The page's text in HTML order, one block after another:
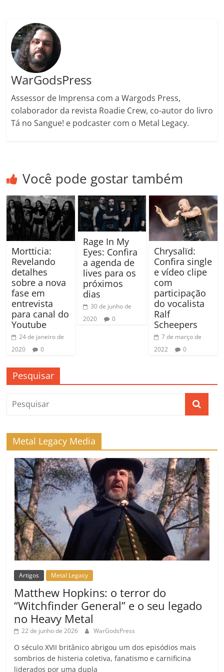
WarGodsPress
Assessor de Imprensa com a Wargods Press,
colaborador da revista Roadie Crew, co-autor do livro
Tá no Sangue! e podcaster com o Metal Legacy.
Você pode gostar também
Mortticia:
Revelando
detalhes
sobre a nova
fase em
entrevista
para canal do
Youtube
24 de janeiro de
2020
0
Rage In My
Eyes: Confira
a agenda de
lives para os
próximos
dias
30 de junho de
2020
0
Chrysalïd:
Confira single
e vídeo clipe
com
participação
do vocalista
Ralf
Scheepers
7 de março de
2022
0
Pesquisar
Metal Legacy Media
Artigos Metal Legacy
Matthew Hopkins: o terror do
“Witchfinder General” e o seu legado
no Heavy Metal
22 de junho de 2026 WarGodsPress
O século XVII britânico abrigou um dos episódios mais
sombrios de histeria coletiva, fanatismo e carnificina
liderados por uma dupla